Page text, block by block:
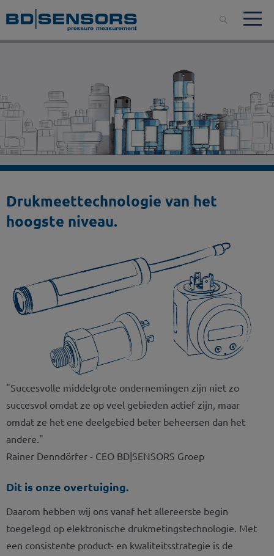
Drukmeettechnologie van het
hoogste niveau.
"Succesvolle middelgrote ondernemingen zijn niet zo
succesvol omdat ze op veel gebieden actief zijn, maar
omdat ze het ene deelgebied beter beheersen dan het
andere."
Rainer Denndörfer - CEO BD|SENSORS Groep
Dit is onze overtuiging.
Daarom hebben wij ons vanaf het allereerste begin
toegelegd op elektronische drukmetingstechnologie. Met
een consistente product- en kwaliteitsstrategie is de